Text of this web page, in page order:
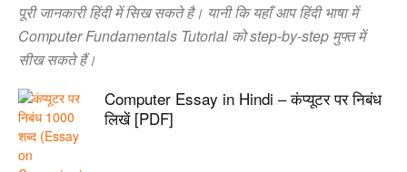
पूरी जानकारी हिंदी में सिख सकते है। यानी कि यहाँ आप हिंदी भाषा में
Computer Fundamentals Tutorial को step-by-step मुफ्त में
सीख सकते हैं।
Computer Essay in Hindi – कंप्यूटर पर निबंध
लिखें [PDF]